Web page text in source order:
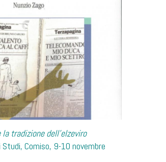
tradizione dell’elzeviro
Comiso, 9-10 novembre